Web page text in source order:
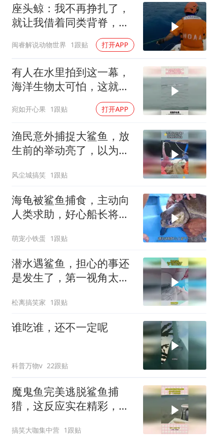
座头鲸：我不再挣扎了，
就让我借着同类背脊，再
闽睿解说动物世界 1跟贴 打开APP
有人在水里拍到这一幕，
海洋生物太可怕，这就是
宛如开心果 1跟贴 打开APP
渔民意外捕捉大鲨鱼，放
生前的举动亮了，以为来
风尘城搞笑 1跟贴
海龟被鲨鱼捕食，主动向
人类求助，好心船长将它
萌宠小铁蛋 1跟贴
潜水遇鲨鱼，担心的事还
是发生了，第一视角太震
松离搞笑家 1跟贴
谁吃谁，还不一定呢
科普万物v 22跟贴
魔鬼鱼完美逃脱鲨鱼捕
猎，这反应实在精彩，好
搞笑大咖集中营 1跟贴